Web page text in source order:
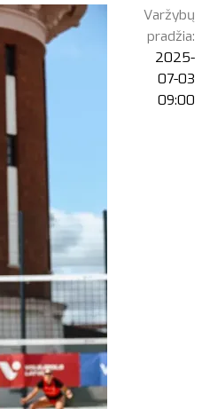
Varžybų
pradžia:
2025-
07-03
09:00